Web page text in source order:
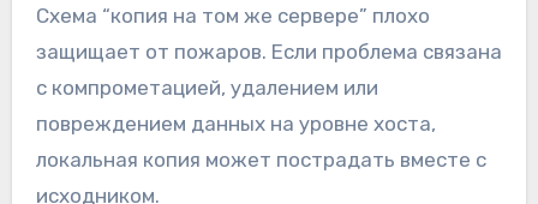
Схема “копия на том же сервере” плохо
защищает от пожаров. Если проблема связана
с компрометацией, удалением или
повреждением данных на уровне хоста,
локальная копия может пострадать вместе с
исходником.